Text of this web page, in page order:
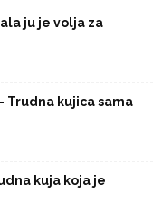
ju je volja za
– Trudna kujica sama
kuja koja je